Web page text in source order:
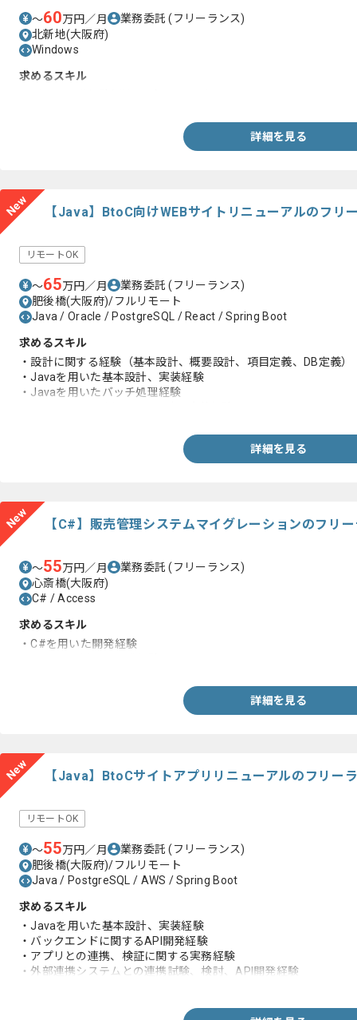
〜60万円／月 業務委託(フリーランス)
北新地(大阪府)
Windows
求めるスキル
詳細を見る
New 【Java】BtoC向けWEBサイトリニューアルのフリ
リモートOK
〜65万円／月 業務委託(フリーランス)
肥後橋(大阪府)/フルリモート
Java / Oracle / PostgreSQL / React / Spring Boot
求めるスキル
・設計に関する経験（基本設計、概要設計、項目定義、DB定義）
・Javaを用いた基本設計、実装経験
・Javaを用いたバッチ処理経験
詳細を見る
New 【C#】販売管理システムマイグレーションのフリ
〜55万円／月 業務委託(フリーランス)
心斎橋(大阪府)
C# / Access
求めるスキル
・C#を用いた開発経験
詳細を見る
New 【Java】BtoCサイトアプリリニューアルのフリー
リモートOK
〜55万円／月 業務委託(フリーランス)
肥後橋(大阪府)/フルリモート
Java / PostgreSQL / AWS / Spring Boot
求めるスキル
・Javaを用いた基本設計、実装経験
・バックエンドに関するAPI開発経験
・アプリとの連携、検証に関する実務経験
・外部連携システムとの連携試験、検討、API開発経験
・PostgreSQLを用いたDB設計、実装経験